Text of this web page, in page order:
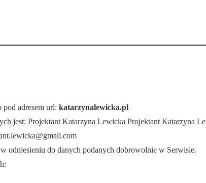
adresem url: katarzynalewicka.pl
jest: Projektant Katarzyna Lewicka Projektant Katarzyna
odniesieniu do danych podanych dobrowolnie w Serwisie.